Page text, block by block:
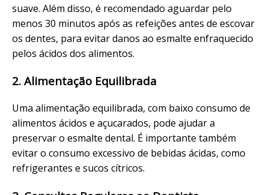
suave. Além disso, é recomendado aguardar pelo
menos 30 minutos após as refeições antes de escovar
os dentes, para evitar danos ao esmalte enfraquecido
pelos ácidos dos alimentos.
2. Alimentação Equilibrada
Uma alimentação equilibrada, com baixo consumo de
alimentos ácidos e açucarados, pode ajudar a
preservar o esmalte dental. É importante também
evitar o consumo excessivo de bebidas ácidas, como
refrigerantes e sucos cítricos.